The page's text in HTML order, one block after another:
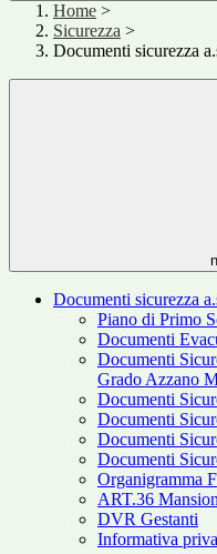
Home >
Sicurezza >
Documenti sicurezza
Documenti sicurezza
Piano di Primo
Documenti
Documenti
Grado Azzano
Documenti
Documenti
Documenti
Documenti
Organigramma
ART.36
DVR Gestanti
Informativa